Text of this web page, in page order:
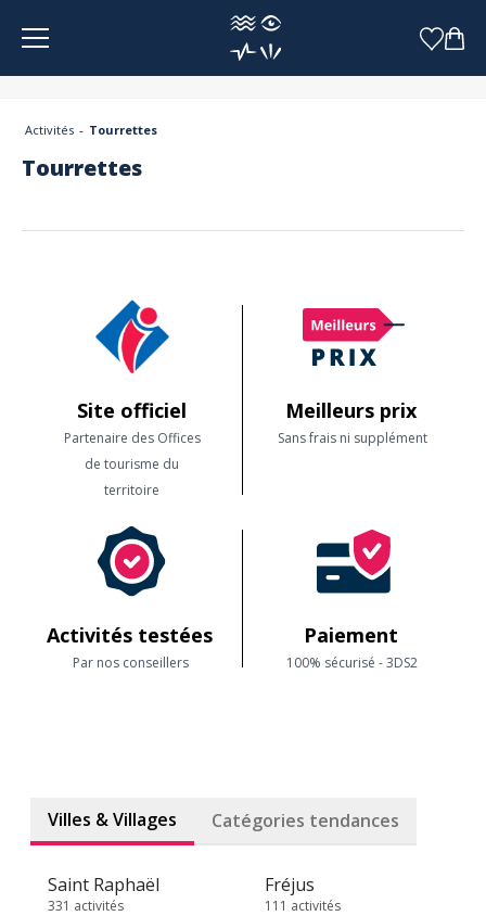
Panneau de gestion des cookies
Activités Tourrettes
Tourrettes
Site officiel
Partenaire des Offices
de tourisme du
territoire
Meilleurs prix
Sans frais ni supplément
Activités testées
Par nos conseillers
Paiement
100% sécurisé - 3DS2
Villes & Villages Catégories tendances
Saint Raphaël
331 activités
Fréjus
111 activités